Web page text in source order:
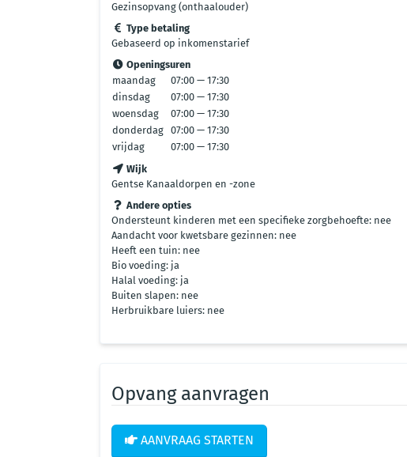
Gezinsopvang (onthaalouder)
Type betaling
Gebaseerd op inkomenstarief
Openingsuren
maandag
07:00 — 17:30
dinsdag
07:00 — 17:30
woensdag
07:00 — 17:30
donderdag 07:00 — 17:30
vrijdag
07:00 — 17:30
Wijk
Gentse Kanaaldorpen en -zone
Andere opties
Ondersteunt kinderen met een specifieke zorgbehoefte: nee
Aandacht voor kwetsbare gezinnen: nee
Heeft een tuin: nee
Bio voeding: ja
Halal voeding: ja
Buiten slapen: nee
Herbruikbare luiers: nee
Opvang aanvragen
AANVRAAG STARTEN